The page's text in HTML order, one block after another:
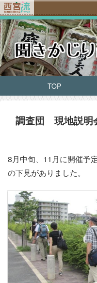
TOP
調査団 現地説明
8月中旬、11月に開催予
の下見がありました。